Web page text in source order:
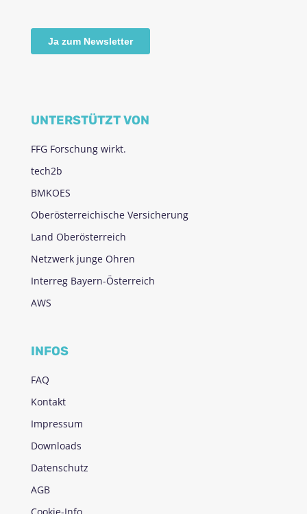
UNTERSTÜTZT VON
FFG Forschung wirkt.
tech2b
BMKOES
Oberösterreichische Versicherung
Land Oberösterreich
Netzwerk junge Ohren
Interreg Bayern-Österreich
AWS
INFOS
FAQ
Kontakt
Impressum
Downloads
Datenschutz
AGB